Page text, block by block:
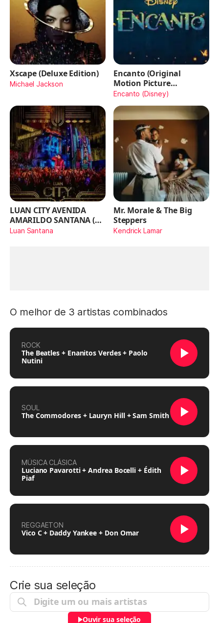
Xscape (Deluxe Edition)
Michael Jackson
Encanto (Original
Motion Picture
Soundtrack)
Encanto (Disney)
LUAN CITY AVENIDA
AMARILDO SANTANA (Ao
Vivo)
Luan Santana
Mr. Morale & The Big
Steppers
Kendrick Lamar
O melhor de 3 artistas combinados
ROCK
The Beatles + Enanitos Verdes + Paolo
Nutini
SOUL
The Commodores + Lauryn Hill + Sam Smith
MÚSICA CLÁSICA
Luciano Pavarotti + Andrea Bocelli + Édith
Piaf
REGGAETON
Vico C + Daddy Yankee + Don Omar
Crie sua seleção
Ouvir sua seleção